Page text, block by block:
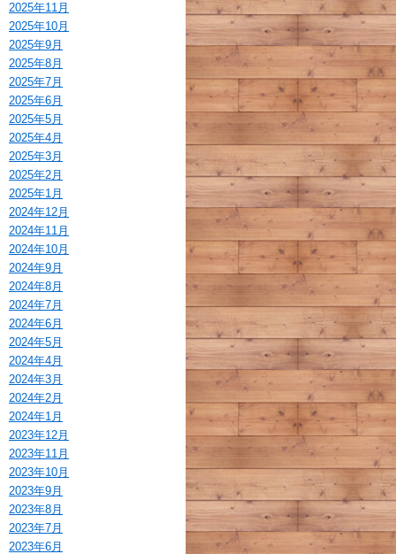
2025年11月
2025年10月
2025年9月
2025年8月
2025年7月
2025年6月
2025年5月
2025年4月
2025年3月
2025年2月
2025年1月
2024年12月
2024年11月
2024年10月
2024年9月
2024年8月
2024年7月
2024年6月
2024年5月
2024年4月
2024年3月
2024年2月
2024年1月
2023年12月
2023年11月
2023年10月
2023年9月
2023年8月
2023年7月
2023年6月